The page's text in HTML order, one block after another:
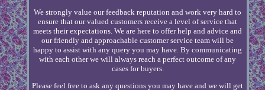
We strongly value our feedback reputation and work very hard to
ensure that our valued customers receive a level of service that
meets their expectations. We are here to offer help and advice and
our friendly and approachable customer service team will be
happy to assist with any query you may have. By communicating
with each other we will always reach a perfect outcome of any
cases for buyers.
Please feel free to ask any questions you may have and we will get